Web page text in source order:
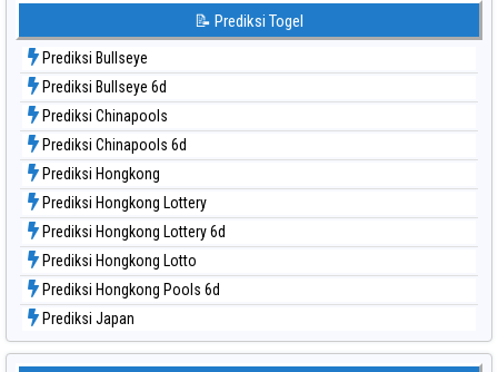
Data Togel Sydney Lottery 6d
Data Togel Sydney Lotto
Data Togel Sydney Pools 6d
Data Togel Taipei
Data Togel Taiwan
📝 Prediksi Togel
Prediksi Bullseye
Prediksi Bullseye 6d
Prediksi Chinapools
Prediksi Chinapools 6d
Prediksi Hongkong
Prediksi Hongkong Lottery
Prediksi Hongkong Lottery 6d
Prediksi Hongkong Lotto
Prediksi Hongkong Pools 6d
Prediksi Japan
Prediksi Japan 6d